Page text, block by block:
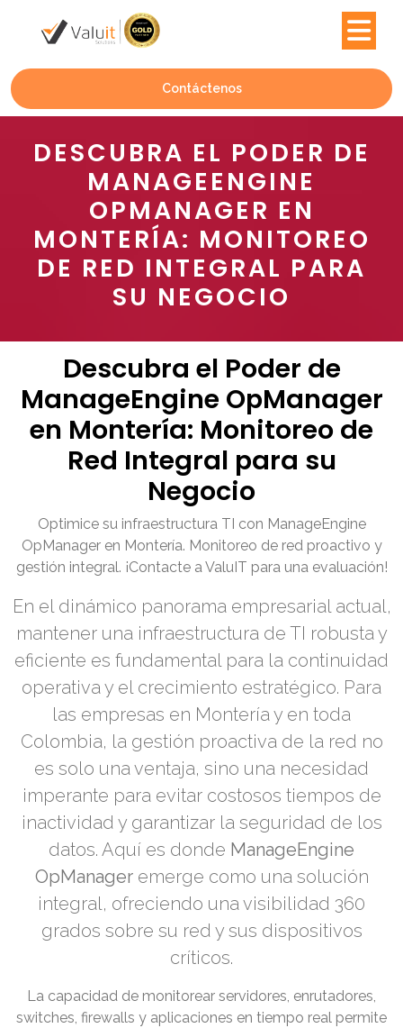
Contáctenos
DESCUBRA EL PODER DE
MANAGEENGINE
OPMANAGER EN
MONTERÍA: MONITOREO
DE RED INTEGRAL PARA
SU NEGOCIO
Descubra el Poder de
ManageEngine OpManager
en Montería: Monitoreo de
Red Integral para su
Negocio
Optimice su infraestructura TI con ManageEngine
OpManager en Montería. Monitoreo de red proactivo y
gestión integral. ¡Contacte a ValuIT para una evaluación!
En el dinámico panorama empresarial actual,
mantener una infraestructura de TI robusta y
eficiente es fundamental para la continuidad
operativa y el crecimiento estratégico. Para
las empresas en Montería y en toda
Colombia, la gestión proactiva de la red no
es solo una ventaja, sino una necesidad
imperante para evitar costosos tiempos de
inactividad y garantizar la seguridad de los
datos. Aquí es donde ManageEngine
OpManageremerge como una solución
integral, ofreciendo una visibilidad 360
grados sobre su red y sus dispositivos
críticos.
La capacidad de monitorear servidores, enrutadores,
switches, firewalls y aplicaciones en tiempo real permite